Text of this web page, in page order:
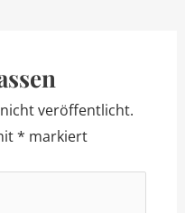
veröffentlicht.
* markiert